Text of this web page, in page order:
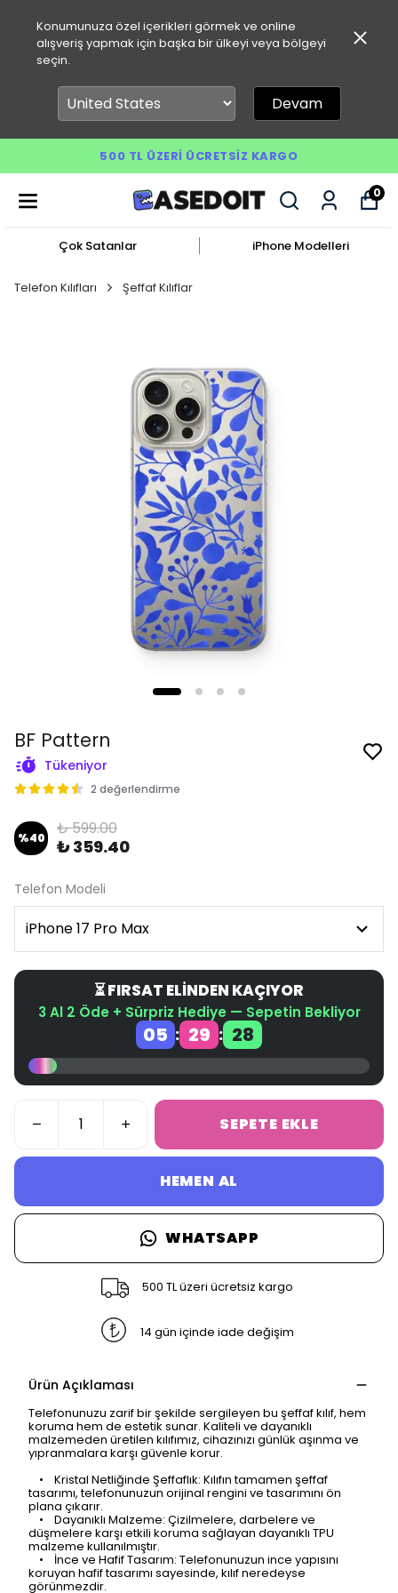
Konumunuza özel içerikleri görmek ve online
alışveriş yapmak için başka bir ülkeyi veya bölgeyi
seçin.
Devam
500 TL ÜZERI ÜCRETSIZ KARGO
0
Çok Satanlar iPhone Modelleri
Telefon Kılıfları Şeffaf Kılıflar
BF Pattern
Tükeniyor
2 değerlendirme
%40 ₺ 599.00
₺ 359.40
Telefon Modeli
⏳ FIRSAT ELİNDEN KAÇIYOR
3 Al 2 Öde + Sürpriz Hediye — Sepetin Bekliyor
05 : 29 : 28
SEPETE EKLE
HEMEN AL
WHATSAPP
500 TL üzeri ücretsiz kargo
14 gün içinde iade değişim
Ürün Açıklaması
Telefonunuzu zarif bir şekilde sergileyen bu şeffaf kılıf, hem
koruma hem de estetik sunar. Kaliteli ve dayanıklı
malzemeden üretilen kılıfımız, cihazınızı günlük aşınma ve
yıpranmalara karşı güvenle korur.
• Kristal Netliğinde Şeffaflık: Kılıfın tamamen şeffaf
tasarımı, telefonunuzun orijinal rengini ve tasarımını ön
plana çıkarır.
• Dayanıklı Malzeme: Çizilmelere, darbelere ve
düşmelere karşı etkili koruma sağlayan dayanıklı TPU
malzeme kullanılmıştır.
• İnce ve Hafif Tasarım: Telefonunuzun ince yapısını
koruyan hafif tasarımı sayesinde, kılıf neredeyse
görünmezdir.